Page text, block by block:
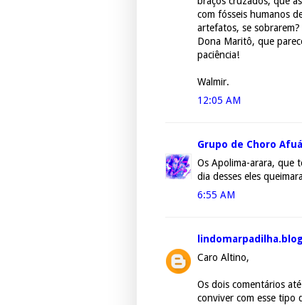
com fósseis humanos
artefatos, se
Dona Maritô, que
paciência!
Walmir.
12:05 AM
Grupo de Choro Afuá
Os Apolima-arara, que
dia desses eles
6:55 AM
Caro Altino,
Os dois comentários
conviver com esse tipo